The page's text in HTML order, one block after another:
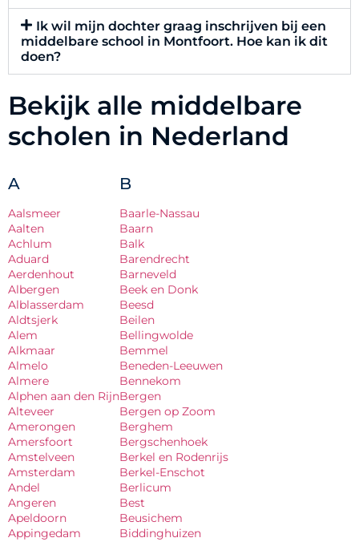
Ik wil mijn dochter graag inschrijven bij een
middelbare school in Montfoort. Hoe kan ik dit
doen?
Bekijk alle middelbare
scholen in Nederland
A
Aalsmeer
Aalten
Achlum
Aduard
Aerdenhout
Albergen
Alblasserdam
Aldtsjerk
Alem
Alkmaar
Almelo
Almere
Alphen aan den Rijn
Alteveer
Amerongen
Amersfoort
Amstelveen
Amsterdam
Andel
Angeren
Apeldoorn
Appingedam
B
Baarle-Nassau
Baarn
Balk
Barendrecht
Barneveld
Beek en Donk
Beesd
Beilen
Bellingwolde
Bemmel
Beneden-Leeuwen
Bennekom
Bergen
Bergen op Zoom
Berghem
Bergschenhoek
Berkel en Rodenrijs
Berkel-Enschot
Berlicum
Best
Beusichem
Biddinghuizen